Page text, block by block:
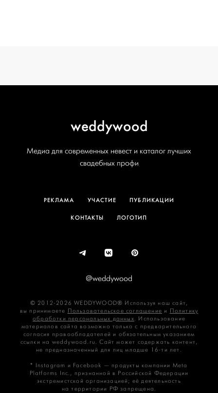
weddywood
Медиа для современных невест и каталог лучших
свадебных профи
РЕКЛАМА УЧАСТИЕ ПУБЛИКАЦИИ
КОНТАКТЫ ЛОГОТИП
@weddywood
© 2012-2026 WEDDYWOOD® Используя наш сайт,
вы принимаете
Пользовательское соглашение и
Политику
обработки персональных данных. Использование
материалов сайта возможно только с предварительного
согласия правообладателей и обязательным указанием
ссылки на weddywood.ru. Сайт может содержать контент,
не предназначенный для лиц младше 16‑ти лет.
* Instagram и Facebook — продукты компании Meta
Platforms Inc., признанной в Российской Федерации
экстремистской организацией; её деятельность
на территории РФ запрещена.